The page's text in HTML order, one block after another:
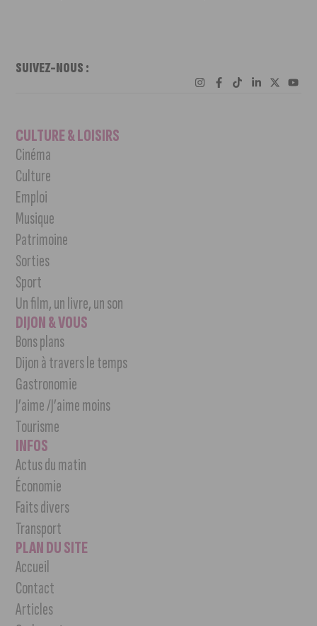
SUIVEZ-NOUS :
CULTURE & LOISIRS
Cinéma
Culture
Emploi
Musique
Patrimoine
Sorties
Sport
Un film, un livre, un son
DIJON & VOUS
Bons plans
Dijon à travers le temps
Gastronomie
J’aime /J’aime moins
Tourisme
INFOS
Actus du matin
Économie
Faits divers
Transport
PLAN DU SITE
Accueil
Contact
Articles